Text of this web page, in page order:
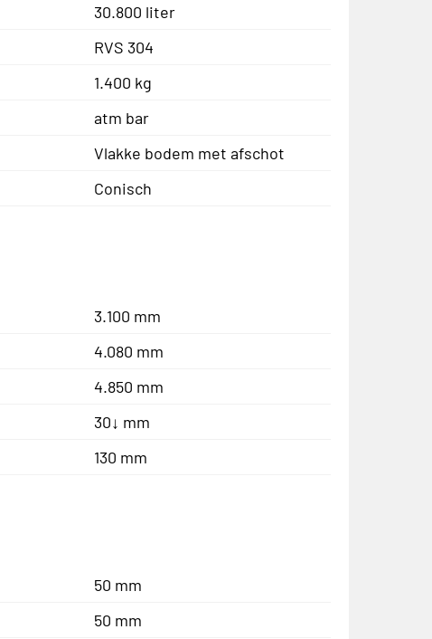
30.800 liter
RVS 304
1.400 kg
atm bar
Vlakke bodem met afschot
Conisch
3.100 mm
4.080 mm
4.850 mm
30↓ mm
130 mm
50 mm
50 mm